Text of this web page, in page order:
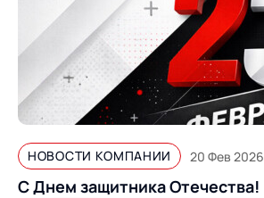
НОВОСТИ КОМПАНИИ 20 Фев 2026
С Днем защитника Отечества!